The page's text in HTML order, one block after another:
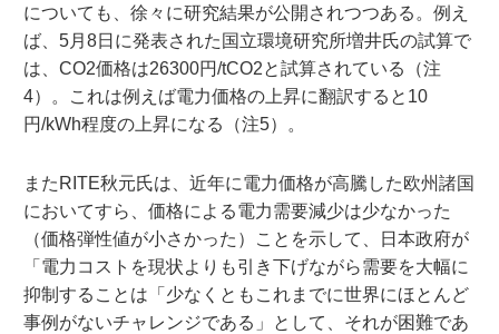
についても、徐々に研究結果が公開されつつある。例え
ば、5月8日に発表された国立環境研究所増井氏の試算で
は、CO2価格は26300円/tCO2と試算されている（注
4）。これは例えば電力価格の上昇に翻訳すると10
円/kWh程度の上昇になる（注5）。
またRITE秋元氏は、近年に電力価格が高騰した欧州諸国
においてすら、価格による電力需要減少は少なかった
（価格弾性値が小さかった）ことを示して、日本政府が
「電力コストを現状よりも引き下げながら需要を大幅に
抑制することは「少なくともこれまでに世界にほとんど
事例がないチャレンジである」として、それが困難であ